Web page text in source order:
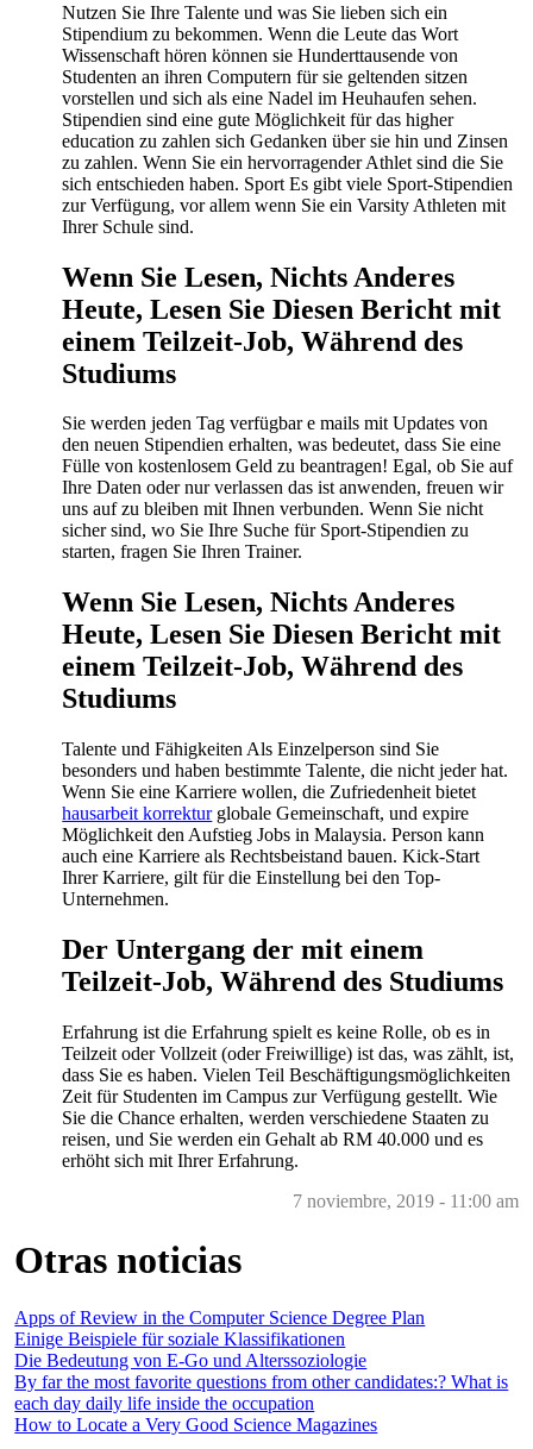
Nutzen Sie Ihre Talente und was Sie lieben sich ein
Stipendium zu bekommen. Wenn die Leute das Wort
Wissenschaft hören können sie Hunderttausende von
Studenten an ihren Computern für sie geltenden sitzen
vorstellen und sich als eine Nadel im Heuhaufen sehen.
Stipendien sind eine gute Möglichkeit für das higher
education zu zahlen sich Gedanken über sie hin und Zinsen
zu zahlen. Wenn Sie ein hervorragender Athlet sind die Sie
sich entschieden haben. Sport Es gibt viele Sport-Stipendien
zur Verfügung, vor allem wenn Sie ein Varsity Athleten mit
Ihrer Schule sind.
Wenn Sie Lesen, Nichts Anderes
Heute, Lesen Sie Diesen Bericht mit
einem Teilzeit-Job, Während des
Studiums
Sie werden jeden Tag verfügbar e mails mit Updates von
den neuen Stipendien erhalten, was bedeutet, dass Sie eine
Fülle von kostenlosem Geld zu beantragen! Egal, ob Sie auf
Ihre Daten oder nur verlassen das ist anwenden, freuen wir
uns auf zu bleiben mit Ihnen verbunden. Wenn Sie nicht
sicher sind, wo Sie Ihre Suche für Sport-Stipendien zu
starten, fragen Sie Ihren Trainer.
Wenn Sie Lesen, Nichts Anderes
Heute, Lesen Sie Diesen Bericht mit
einem Teilzeit-Job, Während des
Studiums
Talente und Fähigkeiten Als Einzelperson sind Sie
besonders und haben bestimmte Talente, die nicht jeder hat.
Wenn Sie eine Karriere wollen, die Zufriedenheit bietet
hausarbeit korrekturglobale Gemeinschaft, und expire
Möglichkeit den Aufstieg Jobs in Malaysia. Person kann
auch eine Karriere als Rechtsbeistand bauen. Kick-Start
Ihrer Karriere, gilt für die Einstellung bei den Top-
Unternehmen.
Der Untergang der mit einem
Teilzeit-Job, Während des Studiums
Erfahrung ist die Erfahrung spielt es keine Rolle, ob es in
Teilzeit oder Vollzeit (oder Freiwillige) ist das, was zählt, ist,
dass Sie es haben. Vielen Teil Beschäftigungsmöglichkeiten
Zeit für Studenten im Campus zur Verfügung gestellt. Wie
Sie die Chance erhalten, werden verschiedene Staaten zu
reisen, und Sie werden ein Gehalt ab RM 40.000 und es
erhöht sich mit Ihrer Erfahrung.
7 noviembre, 2019 - 11:00 am
Otras noticias
Apps of Review in the Computer Science Degree Plan
Einige Beispiele für soziale Klassifikationen
Die Bedeutung von E-Go und Alterssoziologie
By far the most favorite questions from other candidates:? What is
each day daily life inside the occupation
How to Locate a Very Good Science Magazines